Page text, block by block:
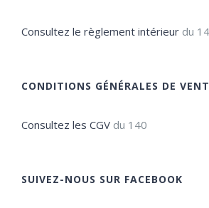
Consultez le règlement intérieur du
CONDITIONS GÉNÉRALES DE
Consultez les CGV du 140
SUIVEZ-NOUS SUR FACEBOOK